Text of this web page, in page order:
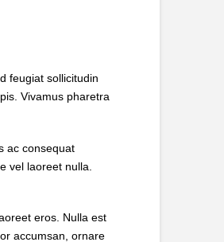
feugiat sollicitudin
Vivamus pharetra
ac consequat
vel laoreet nulla.
eros. Nulla est
accumsan, ornare